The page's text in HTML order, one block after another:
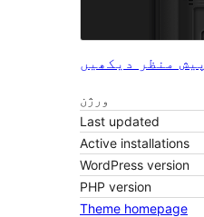
پیش منظر دیکھیں
ورژن
Last updated
Active installations
WordPress version
PHP version
Theme homepage